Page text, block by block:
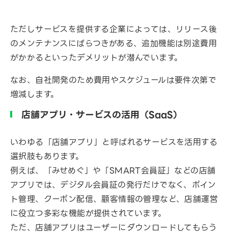
ただしサービスを提供する企業によっては、リリース後
のメンテナンスにばらつきがある、追加機能は別途費用
がかかるといったデメリットが潜んでいます。
なお、自社開発のため費用やスケジュールは要件次第で
増減します。
店舗アプリ・サービスの活用（SaaS）
いわゆる「店舗アプリ」と呼ばれるサービスを活用する
選択肢もあります。
例えば、「みせめぐ」や「SMART会員証」などの店舗
アプリでは、デジタル会員証の発行だけでなく、ポイン
ト管理、クーポン配信、顧客情報の管理など、店舗運営
に役立つ多彩な機能が提供されています。
ただ、店舗アプリはユーザーにダウンロードしてもらう